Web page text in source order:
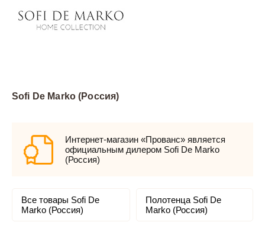
Sofi De Marko (Россия)
Интернет-магазин «Прованс» является
официальным дилером Sofi De Marko
(Россия)
Все товары Sofi De
Marko (Россия)
Полотенца Sofi De
Marko (Россия)